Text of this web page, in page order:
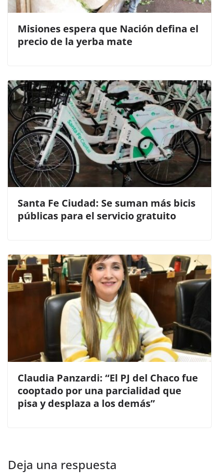
Misiones espera que Nación defina el
precio de la yerba mate
Santa Fe Ciudad: Se suman más bicis
públicas para el servicio gratuito
Claudia Panzardi: “El PJ del Chaco fue
cooptado por una parcialidad que
pisa y desplaza a los demás”
Deja una respuesta